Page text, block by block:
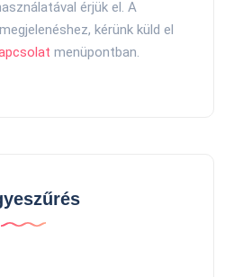
érjük el. A
kérünk küld el
menüpontban.